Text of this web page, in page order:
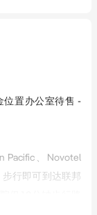
位置办公室待售 -
Pacific、Novotel
行即可到达联邦